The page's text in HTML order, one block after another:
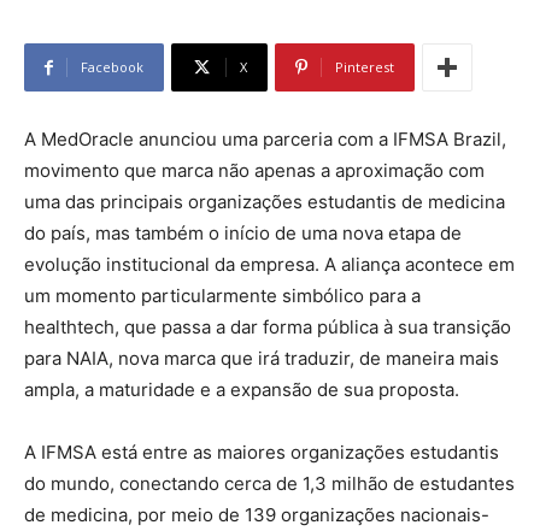
Facebook X Pinterest
A MedOracle anunciou uma parceria com a IFMSA Brazil,
movimento que marca não apenas a aproximação com
uma das principais organizações estudantis de medicina
do país, mas também o início de uma nova etapa de
evolução institucional da empresa. A aliança acontece em
um momento particularmente simbólico para a
healthtech, que passa a dar forma pública à sua transição
para NAIA, nova marca que irá traduzir, de maneira mais
ampla, a maturidade e a expansão de sua proposta.
A IFMSA está entre as maiores organizações estudantis
do mundo, conectando cerca de 1,3 milhão de estudantes
de medicina, por meio de 139 organizações nacionais-